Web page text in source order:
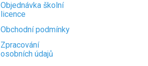
Objednávka školní
licence
Obchodní podmínky
Zpracování
osobních údajů